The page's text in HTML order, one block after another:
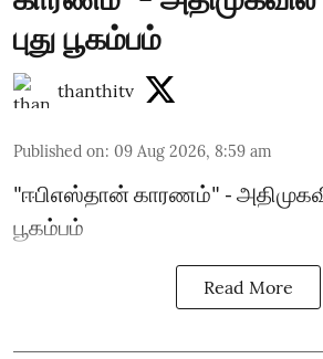
புது பூகம்பம்
thanthitv
Published on: 09 Aug 2026, 8:59 am
"ஈபிஎஸ்தான் காரணம்" -
பூகம்பம்
Read More